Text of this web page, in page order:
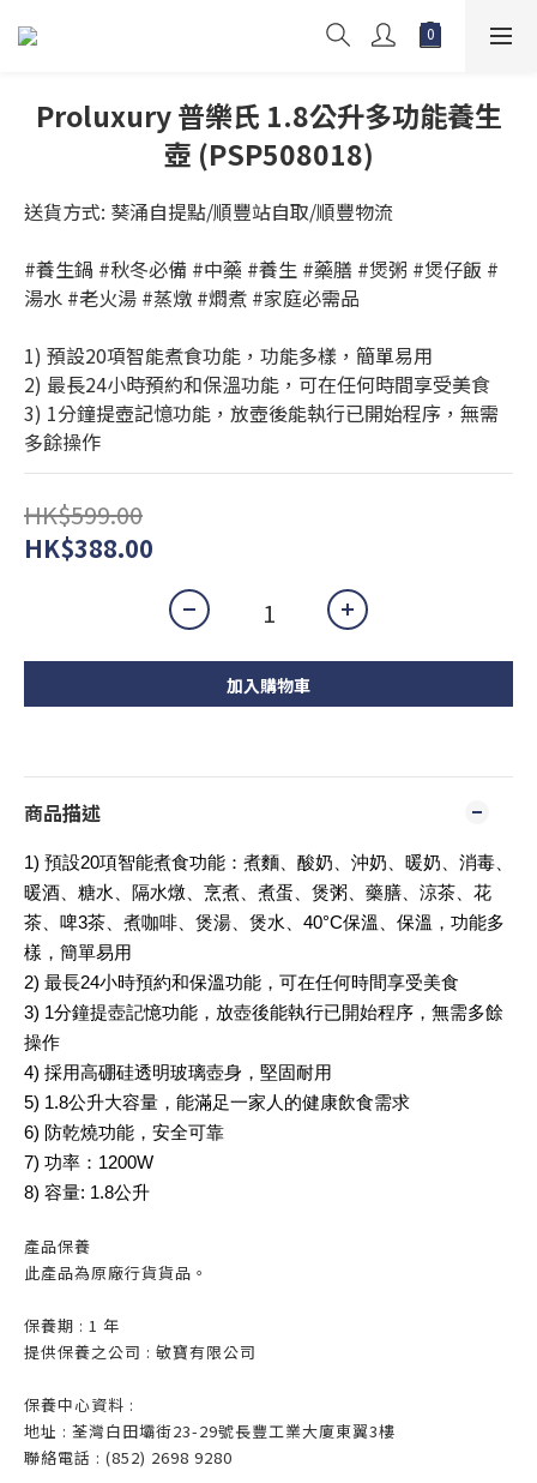
Proluxury 普樂氏 1.8公升多功能養生
壺 (PSP508018)
送貨方式: 葵涌自提點/順豐站自取/順豐物流
#養生鍋 #秋冬必備 #中藥 #養生 #藥膳 #煲粥 #煲仔飯 #
湯水 #老火湯 #蒸燉 #燜煮 #家庭必需品
1) 預設20項智能煮食功能，功能多樣，簡單易用
2) 最長24小時預約和保溫功能，可在任何時間享受美食
3) 1分鐘提壺記憶功能，放壺後能執行已開始程序，無需
多餘操作
HK$599.00
HK$388.00
加入購物車
商品描述
1) 預設20項智能煮食功能：煮麵、酸奶、沖奶、暖奶、消毒、
暖酒、糖水、隔水燉、烹煮、煮蛋、煲粥、藥膳、涼茶、花
茶、啤3茶、煮咖啡、煲湯、煲水、40°C保溫、保溫，功能多
樣，簡單易用
2) 最長24小時預約和保溫功能，可在任何時間享受美食
3) 1分鐘提壺記憶功能，放壺後能執行已開始程序，無需多餘
操作
4) 採用高硼硅透明玻璃壺身，堅固耐用
5) 1.8公升大容量，能滿足一家人的健康飲食需求
6) 防乾燒功能，安全可靠
7) 功率：1200W
8) 容量: 1.8公升
產品保養
此產品為原廠行貨貨品。
保養期 : 1 年
提供保養之公司 : 敏寶有限公司
保養中心資料 :
地址 : 荃灣白田壩街23-29號長豐工業大廈東翼3樓
聯絡電話 : (852) 2698 9280